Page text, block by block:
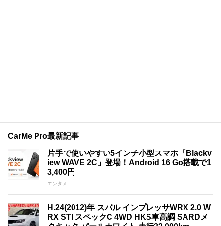
CarMe Pro最新記事
片手で使いやすい5インチ小型スマホ「Blackv
iew WAVE 2C」登場！Android 16 Go搭載で1
3,400円
エンタメ
H.24(2012)年 スバル インプレッサWRX 2.0 W
RX STI スペックC 4WD HKS車高調 SARDメ